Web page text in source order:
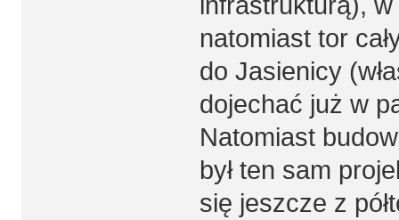
natomiast tor
do Jasienicy
dojechać już w
Natomiast
był ten sam
się jeszcze z